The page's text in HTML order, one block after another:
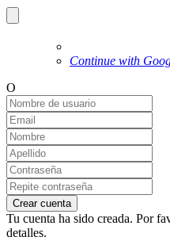
Continue with
O
Crear cuenta
Tu cuenta ha sido creada. Por
detalles.